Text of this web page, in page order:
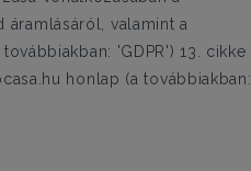
valamint a
'GDPR') 13. cikke
honlap (a továbbiakban: